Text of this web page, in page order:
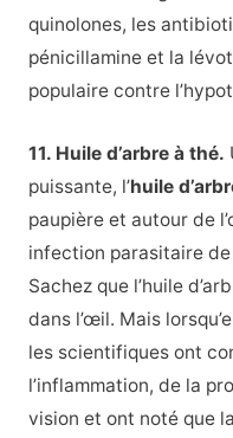
quinolones, les
pénicillamine et la
populaire contre
11. Huile d’arbre à thé.
puissante, l’huile
paupière et autour de
infection parasitaire
Sachez que l’huile
dans l’œil. Mais
les scientifiques ont
l’inflammation, de la
vision et ont noté que